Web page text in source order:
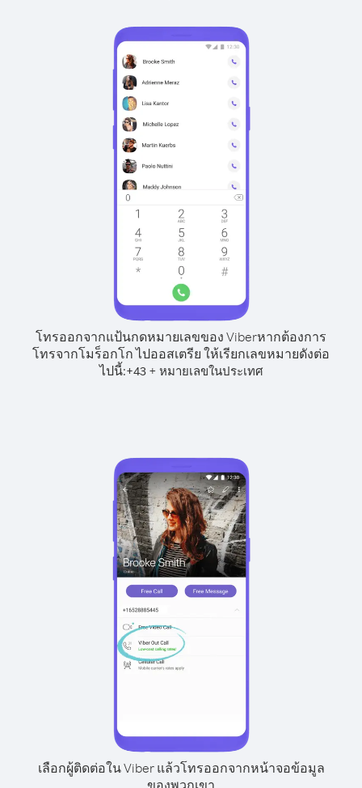
โทรออกจากแป้นกดหมายเลขของ Viberหากต้องการ
โทรจากโมร็อกโก ไปออสเตรีย ให้เรียกเลขหมายดังต่อ
ไปนี้:+43+ หมายเลขในประเทศ
เลือกผู้ติดต่อใน Viber แล้วโทรออกจากหน้าจอข้อมูล
ของพวกเขา